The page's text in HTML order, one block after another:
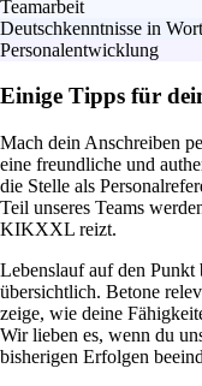
Teamarbeit
Deutschkenntnisse in
Personalentwicklung
Einige Tipps für
Mach dein Anschreiben
eine freundliche und
die Stelle als
Teil unseres Teams
KIKXXL reizt.
Lebenslauf auf den Punkt
übersichtlich. Betone
zeige, wie deine
Wir lieben es, wenn du
bisherigen Erfolgen